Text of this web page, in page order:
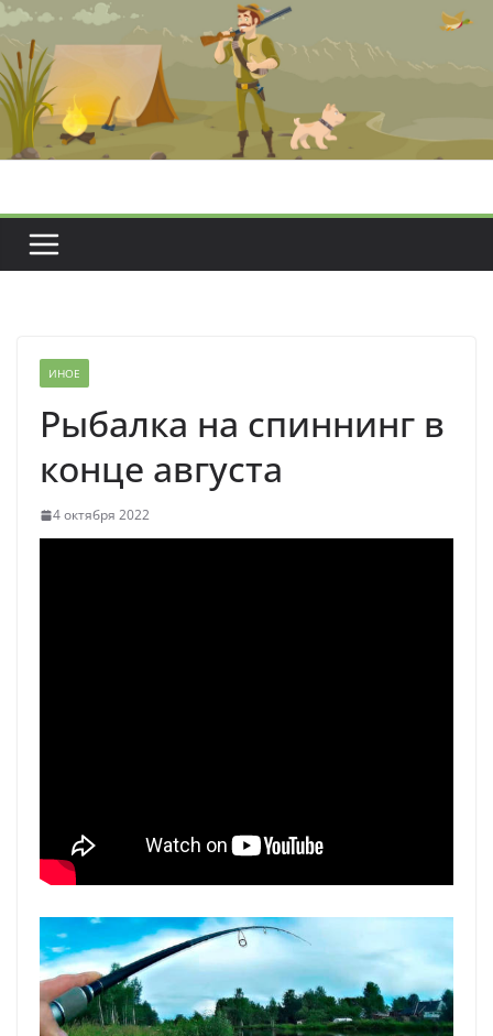
Перейти
содержимому
ИНОЕ
Рыбалка на спиннинг в
конце августа
4 октября 2022